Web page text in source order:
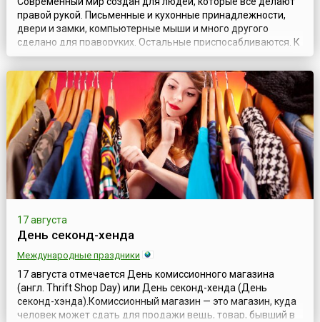
правой рукой. Письменные и кухонные принадлежности,
двери и замки, компьютерные мыши и много другого
сделано для праворуких. Остальные приспосабливаются. К
счастью, леворуких школьников уже не заставляют писать
правой рукой, но и в настоящее время встречаются
некоторые родители, воспитатели или даже учителя,
которые пытаются переучить «неправиль...
17 августа
День секонд-хенда
Международные праздники
17 августа отмечается День комиссионного магазина
(англ. Thrift Shop Day) или День секонд-хенда (День
секонд-хэнда).Комиссионный магазин — это магазин, куда
человек может сдать для продажи вещь, товар, бывший в